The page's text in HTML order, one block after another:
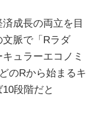
成長の両立を目
脈で「Rラダ
ュラーエコノミ
のRから始まるキ
段階だと